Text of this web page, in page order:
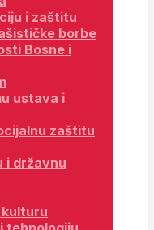
i zaštitu
borbe
Bosne i
ustava i
zaštitu
i državnu